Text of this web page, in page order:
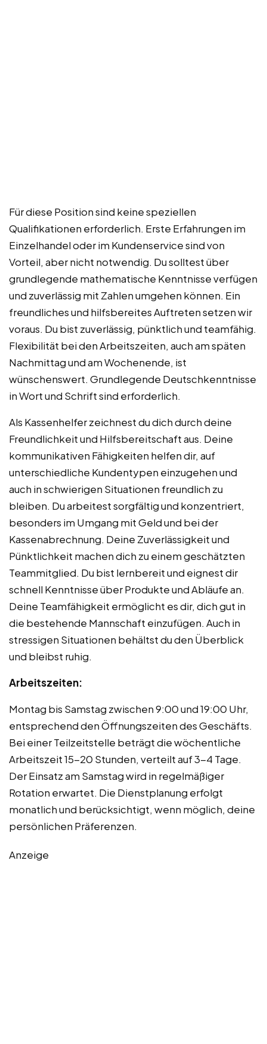
Für diese Position sind keine speziellen
Qualifikationen erforderlich. Erste Erfahrungen im
Einzelhandel oder im Kundenservice sind von
Vorteil, aber nicht notwendig. Du solltest über
grundlegende mathematische Kenntnisse verfügen
und zuverlässig mit Zahlen umgehen können. Ein
freundliches und hilfsbereites Auftreten setzen wir
voraus. Du bist zuverlässig, pünktlich und teamfähig.
Flexibilität bei den Arbeitszeiten, auch am späten
Nachmittag und am Wochenende, ist
wünschenswert. Grundlegende Deutschkenntnisse
in Wort und Schrift sind erforderlich.
Als Kassenhelfer zeichnest du dich durch deine
Freundlichkeit und Hilfsbereitschaft aus. Deine
kommunikativen Fähigkeiten helfen dir, auf
unterschiedliche Kundentypen einzugehen und
auch in schwierigen Situationen freundlich zu
bleiben. Du arbeitest sorgfältig und konzentriert,
besonders im Umgang mit Geld und bei der
Kassenabrechnung. Deine Zuverlässigkeit und
Pünktlichkeit machen dich zu einem geschätzten
Teammitglied. Du bist lernbereit und eignest dir
schnell Kenntnisse über Produkte und Abläufe an.
Deine Teamfähigkeit ermöglicht es dir, dich gut in
die bestehende Mannschaft einzufügen. Auch in
stressigen Situationen behältst du den Überblick
und bleibst ruhig.
Arbeitszeiten:
Montag bis Samstag zwischen 9:00 und 19:00 Uhr,
entsprechend den Öffnungszeiten des Geschäfts.
Bei einer Teilzeitstelle beträgt die wöchentliche
Arbeitszeit 15-20 Stunden, verteilt auf 3-4 Tage.
Der Einsatz am Samstag wird in regelmäßiger
Rotation erwartet. Die Dienstplanung erfolgt
monatlich und berücksichtigt, wenn möglich, deine
persönlichen Präferenzen.
Anzeige